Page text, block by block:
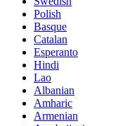
Polish
Basque
Catalan
Esperanto
Hindi
Lao
Albanian
Amharic
Armenian